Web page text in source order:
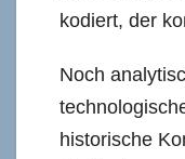
kodiert, der
Noch
historische